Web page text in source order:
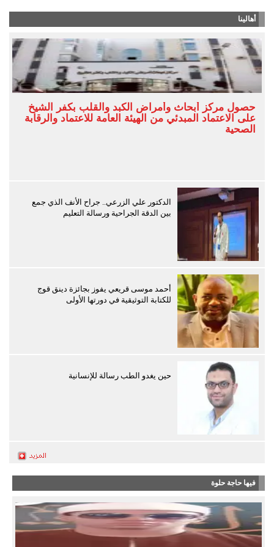
أهالينا
حصول مركز أبحاث وأمراض الكبد والقلب بكفر الشيخ
على الاعتماد المبدئي من الهيئة العامة للاعتماد والرقابة
الصحية
الدكتور علي الزرعي.. جراح الأنف الذي جمع
بين الدقة الجراحية ورسالة التعليم
أحمد موسى قريعي يفوز بجائزة دينق قوج
للكتابة التوثيقية في دورتها الأولى
حين يغدو الطب رسالة للإنسانية
فيها حاجة حلوة